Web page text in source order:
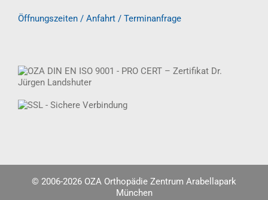
Öffnungszeiten / Anfahrt / Terminanfrage
© 2006-2026 OZA Orthopädie Zentrum Arabellapark
München